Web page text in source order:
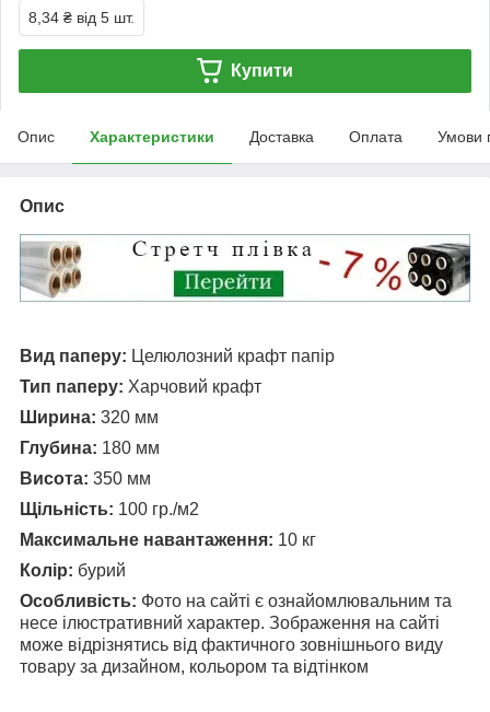
8,34 ₴ від 5 шт.
Купити
Опис Характеристики Доставка Оплата Умови
Опис
Вид паперу: Целюлозний крафт папір
Тип паперу: Харчовий крафт
Ширина: 320 мм
Глубина: 180 мм
Висота: 350 мм
Щільність: 100 гр./м2
Максимальне навантаження: 10 кг
Колір: бурий
Особливість: Фото на сайті є ознайомлювальним та
несе ілюстративний характер. Зображення на сайті
може відрізнятись від фактичного зовнішнього виду
товару за дизайном, кольором та відтінком